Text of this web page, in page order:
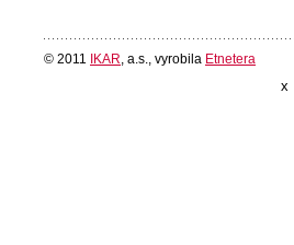
© 2011 IKAR , a.s., vyrobila Etnetera
x